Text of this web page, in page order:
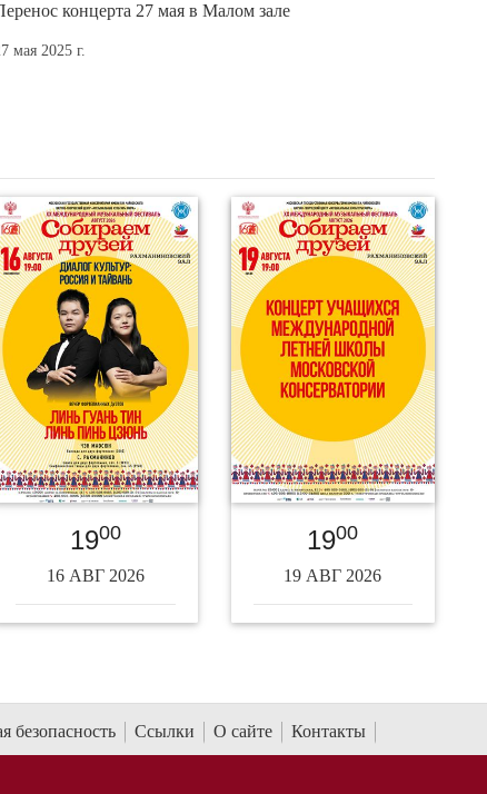
концерта 27 мая в Малом зале
мая 2025 г.
1900
16 АВГ 2026
1900
19 АВГ 2026
безопасность Ссылки О сайте Контакты